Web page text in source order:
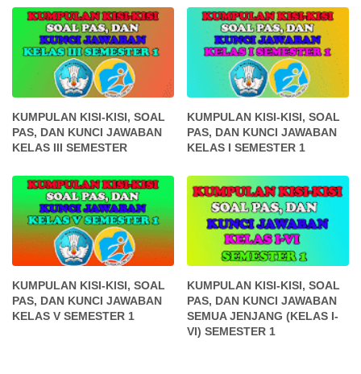
KUMPULAN KISI-KISI, SOAL
PAS, DAN KUNCI JAWABAN
KELAS III SEMESTER
KUMPULAN KISI-KISI, SOAL
PAS, DAN KUNCI JAWABAN
KELAS I SEMESTER 1
KUMPULAN KISI-KISI, SOAL
PAS, DAN KUNCI JAWABAN
KELAS V SEMESTER 1
KUMPULAN KISI-KISI, SOAL
PAS, DAN KUNCI JAWABAN
SEMUA JENJANG (KELAS I-
VI) SEMESTER 1